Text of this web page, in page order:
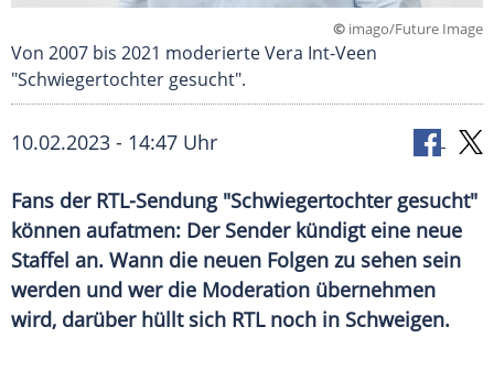
© imago/Future Image
Von 2007 bis 2021 moderierte Vera Int-Veen
"Schwiegertochter gesucht".
10.02.2023 - 14:47 Uhr
Fans der RTL-Sendung "Schwiegertochter gesucht"
können aufatmen: Der Sender kündigt eine neue
Staffel an. Wann die neuen Folgen zu sehen sein
werden und wer die Moderation übernehmen
wird, darüber hüllt sich RTL noch in Schweigen.